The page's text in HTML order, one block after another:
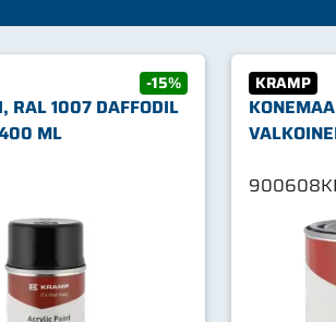
-15%
RAL 1007 DAFFODIL
ML
KRAMP